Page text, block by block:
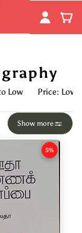
Low Price: Low
Show more
5%